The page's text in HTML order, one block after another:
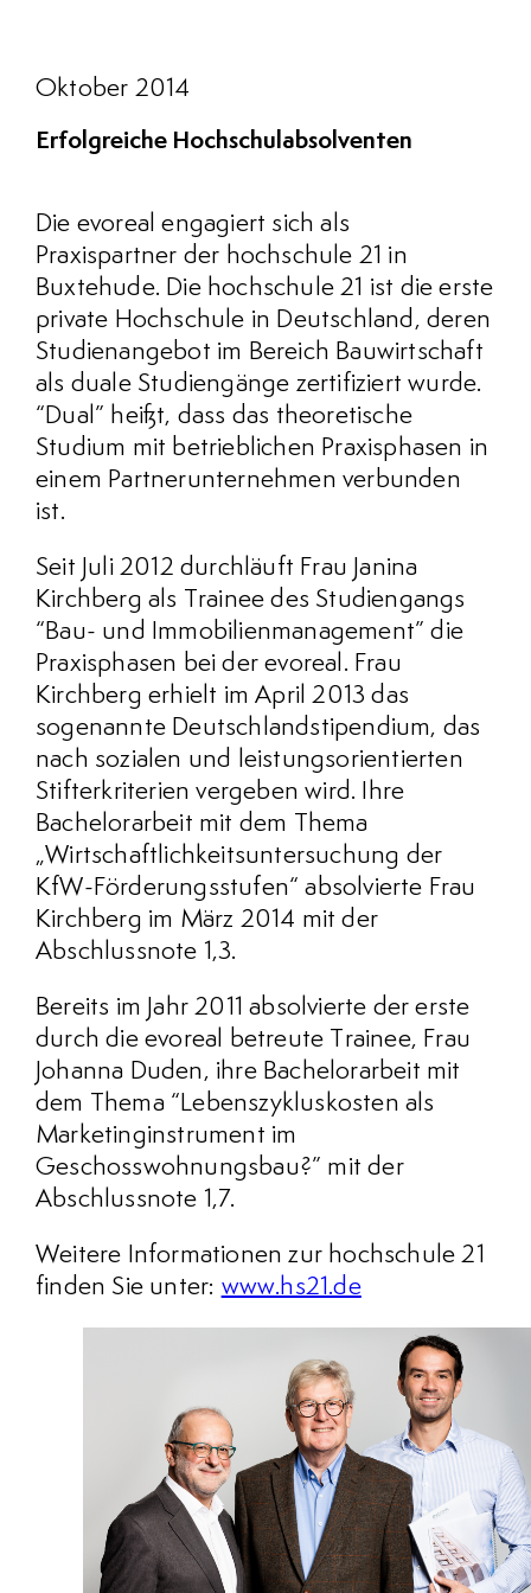
Oktober 2014
Erfolgreiche Hochschulabsolventen
Die evoreal engagiert sich als
Praxispartner der hochschule 21 in
Buxtehude. Die hochschule 21 ist die erste
private Hochschule in Deutschland, deren
Studienangebot im Bereich Bauwirtschaft
als duale Studiengänge zertifiziert wurde.
“Dual” heißt, dass das theoretische
Studium mit betrieblichen Praxisphasen in
einem Partnerunternehmen verbunden
ist.
Seit Juli 2012 durchläuft Frau Janina
Kirchberg als Trainee des Studiengangs
“Bau- und Immobilienmanagement” die
Praxisphasen bei der evoreal. Frau
Kirchberg erhielt im April 2013 das
sogenannte Deutschlandstipendium, das
nach sozialen und leistungsorientierten
Stifterkriterien vergeben wird. Ihre
Bachelorarbeit mit dem Thema
„Wirtschaftlichkeitsuntersuchung der
KfW-Förderungsstufen“ absolvierte Frau
Kirchberg im März 2014 mit der
Abschlussnote 1,3.
Bereits im Jahr 2011 absolvierte der erste
durch die evoreal betreute Trainee, Frau
Johanna Duden, ihre Bachelorarbeit mit
dem Thema “Lebenszykluskosten als
Marketinginstrument im
Geschosswohnungsbau?” mit der
Abschlussnote 1,7.
Weitere Informationen zur hochschule 21
finden Sie unter: www.hs21.de